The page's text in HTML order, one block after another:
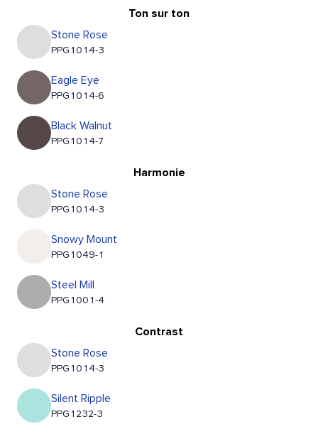
Ton sur ton
Stone Rose
PPG1014-3
Eagle Eye
PPG1014-6
Black Walnut
PPG1014-7
Harmonie
Stone Rose
PPG1014-3
Snowy Mount
PPG1049-1
Steel Mill
PPG1001-4
Contrast
Stone Rose
PPG1014-3
Silent Ripple
PPG1232-3